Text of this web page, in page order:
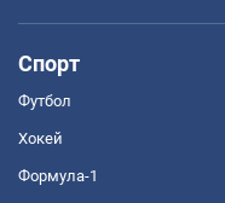
Спорт
Футбол
Хокей
Формула-1